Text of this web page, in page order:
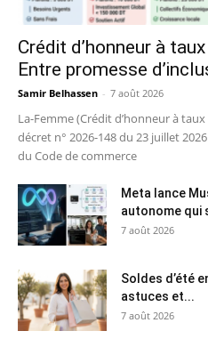
Crédit d’honneur à
Entre promesse
Samir Belhassen - 7 août 2026
La-Femme (Crédit d’honneur à
décret n° 2026-148 du 23 juillet
du Code de commerce
Meta lance
autonome qui
7 août 2026
Soldes d’été
astuces et...
7 août 2026